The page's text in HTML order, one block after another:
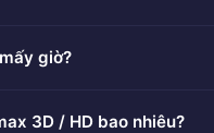
giờ?
3D / HD bao nhiêu?